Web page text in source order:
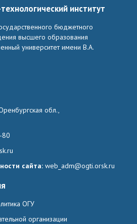
институт
бюджетного
высшего образования
университет имени В.А.
обл.,
80
сайта: web_adm@ogti.orsk.ru
ОГУ
организации